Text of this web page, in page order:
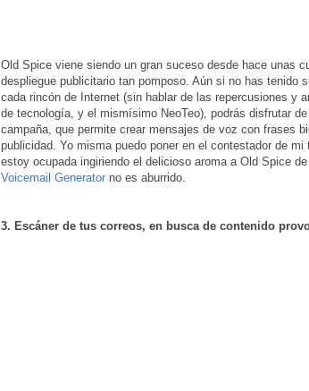
Old Spice viene siendo un gran suceso desde hace unas
despliegue publicitario tan pomposo. Aún si no has tenido
cada rincón de Internet (sin hablar de las repercusiones y
de tecnología, y el mismísimo NeoTeo), podrás disfrutar
campaña, que permite crear mensajes de voz con frases
publicidad. Yo misma puedo poner en el contestador de
estoy ocupada ingiriendo el delicioso aroma a Old Spice
Voicemail Generator no es aburrido.
3. Escáner de tus correos, en busca de contenido